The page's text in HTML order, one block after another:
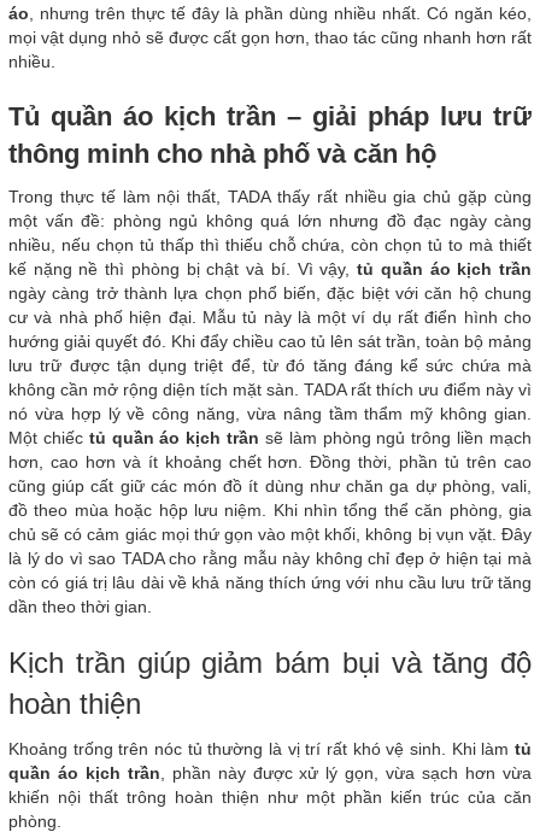
áo , nhưng trên thực tế đây là phần dùng nhiều nhất. Có ngăn kéo,
mọi vật dụng nhỏ sẽ được cất gọn hơn, thao tác cũng nhanh hơn rất
nhiều.
Tủ quần áo kịch trần – giải pháp lưu trữ
thông minh cho nhà phố và căn hộ
Trong thực tế làm nội thất, TADA thấy rất nhiều gia chủ gặp cùng
một vấn đề: phòng ngủ không quá lớn nhưng đồ đạc ngày càng
nhiều, nếu chọn tủ thấp thì thiếu chỗ chứa, còn chọn tủ to mà thiết
kế nặng nề thì phòng bị chật và bí. Vì vậy,tủ quần áo kịch trần
ngày càng trở thành lựa chọn phổ biến, đặc biệt với căn hộ chung
cư và nhà phố hiện đại. Mẫu tủ này là một ví dụ rất điển hình cho
hướng giải quyết đó. Khi đẩy chiều cao tủ lên sát trần, toàn bộ mảng
lưu trữ được tận dụng triệt để, từ đó tăng đáng kể sức chứa mà
không cần mở rộng diện tích mặt sàn. TADA rất thích ưu điểm này vì
nó vừa hợp lý về công năng, vừa nâng tầm thẩm mỹ không gian.
Một chiếc tủ quần áo kịch trần sẽ làm phòng ngủ trông liền mạch
hơn, cao hơn và ít khoảng chết hơn. Đồng thời, phần tủ trên cao
cũng giúp cất giữ các món đồ ít dùng như chăn ga dự phòng, vali,
đồ theo mùa hoặc hộp lưu niệm. Khi nhìn tổng thể căn phòng, gia
chủ sẽ có cảm giác mọi thứ gọn vào một khối, không bị vụn vặt. Đây
là lý do vì sao TADA cho rằng mẫu này không chỉ đẹp ở hiện tại mà
còn có giá trị lâu dài về khả năng thích ứng với nhu cầu lưu trữ tăng
dần theo thời gian.
Kịch trần giúp giảm bám bụi và tăng độ
hoàn thiện
Khoảng trống trên nóc tủ thường là vị trí rất khó vệ sinh. Khi làm tủ
quần áo kịch trần , phần này được xử lý gọn, vừa sạch hơn vừa
khiến nội thất trông hoàn thiện như một phần kiến trúc của căn
phòng.